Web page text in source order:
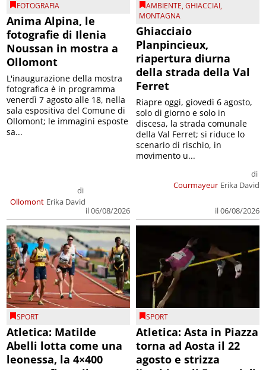
FOTOGRAFIA
Anima Alpina, le
fotografie di Ilenia
Noussan in mostra a
Ollomont
Ollomont
di
Erika David
il 06/08/2026
L'inaugurazione della mostra
fotografica è in programma
venerdì 7 agosto alle 18, nella
sala espositiva del Comune di
Ollomont; le immagini esposte
sa...
AMBIENTE,GHIACCIAI,
MONTAGNA
Ghiacciaio
Planpincieux,
riapertura diurna
della strada della Val
Ferret
Courmayeur
di
Erika David
il 06/08/2026
Riapre oggi, giovedì 6 agosto,
solo di giorno e solo in
discesa, la strada comunale
della Val Ferret; si riduce lo
scenario di rischio, in
movimento u...
SPORT
Atletica: Matilde
Abelli lotta come una
leonessa, la 4×400
SPORT
Atletica: Asta in Piazza
torna ad Aosta il 22
agosto e strizza